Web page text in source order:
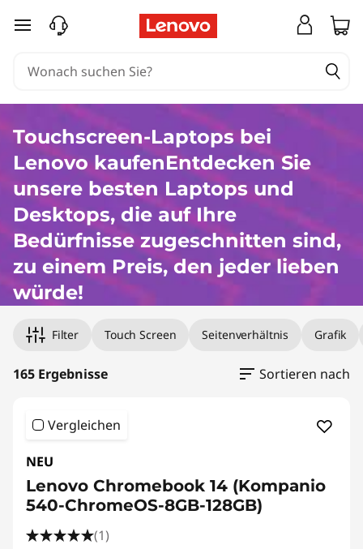
K
f
e
n
S
e
o
zum Hauptinhalt springen
Touchscreen-Laptops bei
Lenovo kaufenEntdecken Sie
unsere besten Laptops und
Desktops, die auf Ihre
Bedürfnisse zugeschnitten sind,
zu einem Preis, den jeder lieben
würde!
Filter Touch Screen Seitenverhältnis Grafik
165 Ergebnisse Sortieren nach
Vergleichen
NEU
Lenovo Chromebook 14 (Kompanio
540-ChromeOS-8GB-128GB)
(1)